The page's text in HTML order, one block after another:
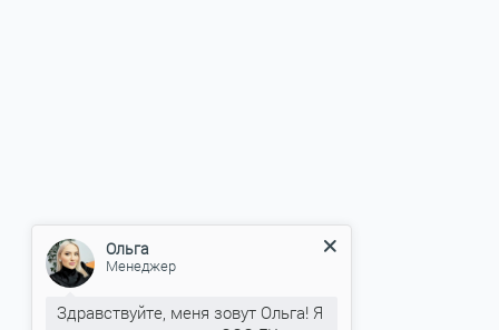
Ольга
Менеджер
Здравствуйте, меня зовут Ольга! Я